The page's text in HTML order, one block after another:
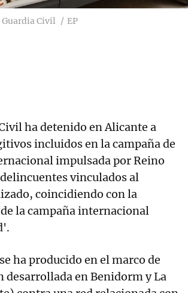
Civil EP
ha detenido en Alicante a
incluidos en la campaña de
impulsada por Reino
vinculados al
coincidiendo con la
la campaña internacional
ha producido en el marco de
desarrollada en Benidorm y La